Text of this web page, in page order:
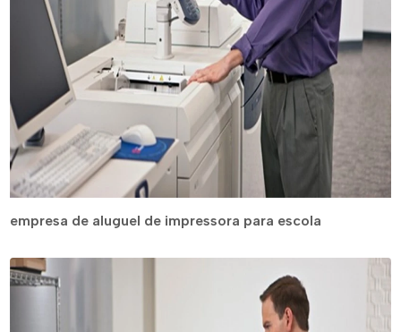
empresa de aluguel de impressora para escola